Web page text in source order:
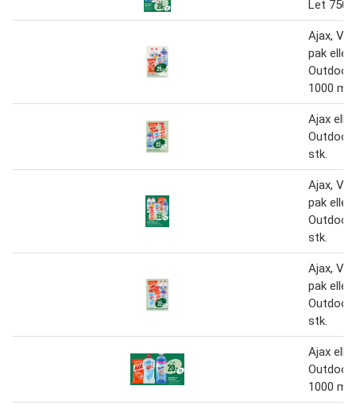
Let 750-
Ajax,
pak eller
Outdoor
1000 ml
Ajax
Outdoor
stk.
Ajax,
pak eller
Outdoor
stk.
Ajax,
pak eller
Outdoor
stk.
Ajax
Outdoor
1000 ml